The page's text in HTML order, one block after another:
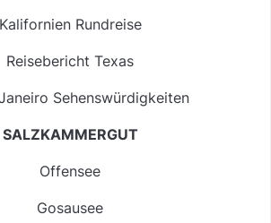
Kalifornien Rundreise
Reisebericht Texas
Sehenswürdigkeiten
SALZKAMMERGUT
Offensee
Gosausee